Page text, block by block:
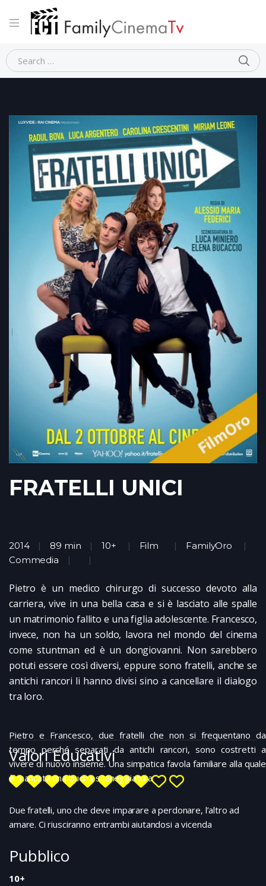
Home Commedia
FRATELLI UNICI
2014 89 min 10+ Film
FamilyOro
Commedia
Pietro è un medico chirurgo di successo devoto alla
carriera, vive in una bella casa e si è lasciato alle spalle
un matrimonio fallito e una figlia adolescente. Francesco,
invece, non ha un soldo, lavora nel mondo del cinema
come stuntman ed è un dongiovanni. Non sarebbero
potuti essere così diversi, eppure sono fratelli, anche se
antichi rancori li hanno divisi sino a cancellare il dialogo
tra loro.
Pietro e Francesco, due fratelli che non si frequentano da
tempo perché separati da antichi rancori, sono costretti a
vivere di nuovo insieme. Una simpatica favola familiare alla quale
è mancata una buona sceneggiatura
Valori Educativi
Due fratelli, uno che deve imparare a perdonare, l’altro ad
amare. Ci riusciranno entrambi aiutandosi a vicenda
Pubblico
10+